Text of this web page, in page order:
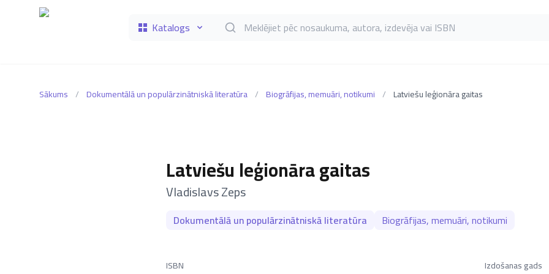
Katalogs Meklēt grāmatas pēc nosaukuma, autora, izdevēja vai ISBN
Sākums / Dokumentālā un populārzinātniskā literatūra / Biogrāfijas, memuāri, notikumi / Latviešu leģionāra gaitas
Latviešu leģionāra gaitas
–
Vladislavs Zeps
Dokumentālā un populārzinātniskā literatūra Biogrāfijas, memuāri, notikumi
ISBN Izdošanas gads